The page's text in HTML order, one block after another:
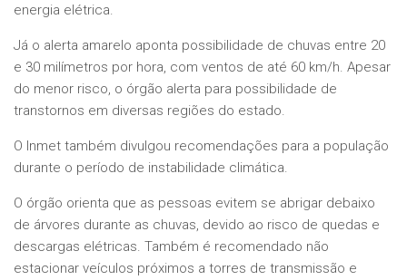
energia elétrica.
Já o alerta amarelo aponta possibilidade de chuvas entre 20
e 30 milímetros por hora, com ventos de até 60 km/h. Apesar
do menor risco, o órgão alerta para possibilidade de
transtornos em diversas regiões do estado.
O Inmet também divulgou recomendações para a população
durante o período de instabilidade climática.
O órgão orienta que as pessoas evitem se abrigar debaixo
de árvores durante as chuvas, devido ao risco de quedas e
descargas elétricas. Também é recomendado não
estacionar veículos próximos a torres de transmissão e